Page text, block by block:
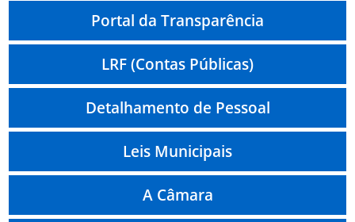
Portal da Transparência
LRF (Contas Públicas)
Detalhamento de Pessoal
Leis Municipais
A Câmara